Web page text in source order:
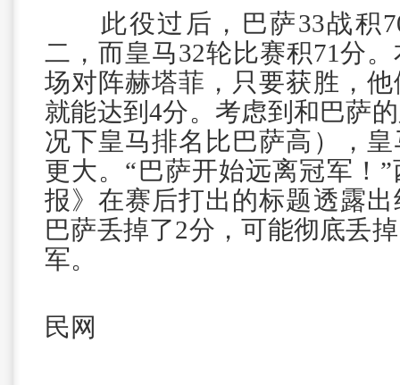
此役过后，巴萨33战积
二，而皇马32轮比赛积71分
场对阵赫塔菲，只要获胜，
就能达到4分。考虑到和巴萨
况下皇马排名比巴萨高），
更大。“巴萨开始远离冠军！
报》在赛后打出的标题透露
巴萨丢掉了2分，可能彻底丢
军。
民网